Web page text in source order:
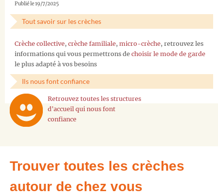
Publié le 19/7/2025
Tout savoir sur les crèches
Crèche collective, crèche familiale, micro-crèche, retrouvez les
informations qui vous permettrons de choisir le mode de garde
le plus adapté à vos besoins
Ils nous font confiance
Retrouvez toutes les structures
d'accueil qui nous font
confiance
Trouver toutes les crèches
autour de chez vous